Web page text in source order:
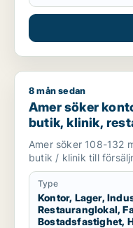
Amer söker kontor,
8 mån sedan
Amer söker
butik, klinik,
fastighetsmark,
eller garage till
Åstorp m.fl.
Amer söker 108-132
butik / klinik till
Type
Kontor, Lager,
Restauranglokal,
Bostadsfastighet,